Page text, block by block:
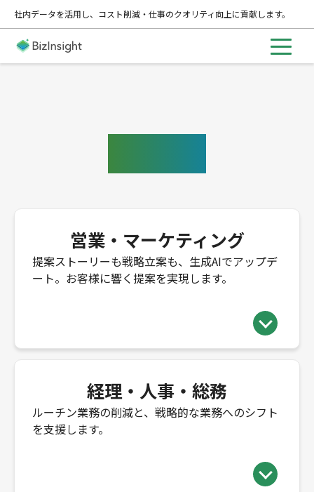
社内データを活用し、コスト削減・仕事のクオリティ向上に貢献します。
営業・マーケティング
提案ストーリーも戦略立案も、生成AIでアップデ
ート。お客様に響く提案を実現します。
経理・人事・総務
ルーチン業務の削減と、戦略的な業務へのシフト
を支援します。